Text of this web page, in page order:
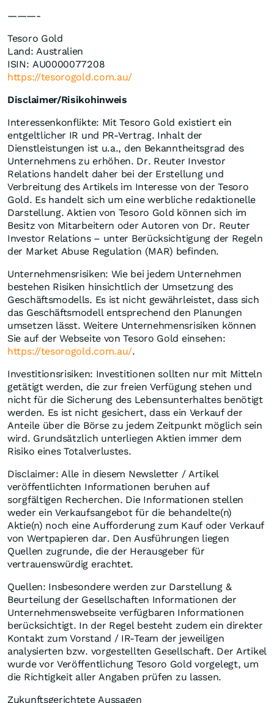
———-
Tesoro Gold
Land: Australien
ISIN: AU0000077208
https://tesorogold.com.au/
Disclaimer/Risikohinweis
Interessenkonflikte: Mit Tesoro Gold existiert ein
entgeltlicher IR und PR-Vertrag. Inhalt der
Dienstleistungen ist u.a., den Bekanntheitsgrad des
Unternehmens zu erhöhen. Dr. Reuter Investor
Relations handelt daher bei der Erstellung und
Verbreitung des Artikels im Interesse von der Tesoro
Gold. Es handelt sich um eine werbliche redaktionelle
Darstellung. Aktien von Tesoro Gold können sich im
Besitz von Mitarbeitern oder Autoren von Dr. Reuter
Investor Relations – unter Berücksichtigung der Regeln
der Market Abuse Regulation (MAR) befinden.
Unternehmensrisiken: Wie bei jedem Unternehmen
bestehen Risiken hinsichtlich der Umsetzung des
Geschäftsmodells. Es ist nicht gewährleistet, dass sich
das Geschäftsmodell entsprechend den Planungen
umsetzen lässt. Weitere Unternehmensrisiken können
Sie auf der Webseite von Tesoro Gold einsehen:
https://tesorogold.com.au/.
Investitionsrisiken: Investitionen sollten nur mit Mitteln
getätigt werden, die zur freien Verfügung stehen und
nicht für die Sicherung des Lebensunterhaltes benötigt
werden. Es ist nicht gesichert, dass ein Verkauf der
Anteile über die Börse zu jedem Zeitpunkt möglich sein
wird. Grundsätzlich unterliegen Aktien immer dem
Risiko eines Totalverlustes.
Disclaimer: Alle in diesem Newsletter / Artikel
veröffentlichten Informationen beruhen auf
sorgfältigen Recherchen. Die Informationen stellen
weder ein Verkaufsangebot für die behandelte(n)
Aktie(n) noch eine Aufforderung zum Kauf oder Verkauf
von Wertpapieren dar. Den Ausführungen liegen
Quellen zugrunde, die der Herausgeber für
vertrauenswürdig erachtet.
Quellen: Insbesondere werden zur Darstellung &
Beurteilung der Gesellschaften Informationen der
Unternehmenswebseite verfügbaren Informationen
berücksichtigt. In der Regel besteht zudem ein direkter
Kontakt zum Vorstand / IR-Team der jeweiligen
analysierten bzw. vorgestellten Gesellschaft. Der Artikel
wurde vor Veröffentlichung Tesoro Gold vorgelegt, um
die Richtigkeit aller Angaben prüfen zu lassen.
Zukunftsgerichtete Aussagen